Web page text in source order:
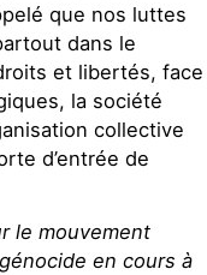
que nos luttes
dans le
et libertés, face
la société
collective
d’entrée de
le mouvement
en cours à